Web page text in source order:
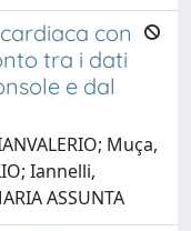
con
tra i dati
e dal
Muça,
Iannelli,
ASSUNTA